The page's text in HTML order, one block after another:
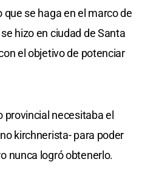
se haga en el marco de
hizo en ciudad de Santa
el objetivo de potenciar
provincial necesitaba el
kirchnerista- para poder
nunca logró obtenerlo.